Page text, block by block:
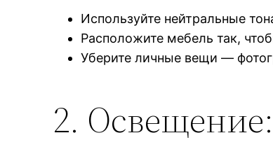
Используйте нейтральные
Расположите мебель так,
Уберите личные вещи —
2.